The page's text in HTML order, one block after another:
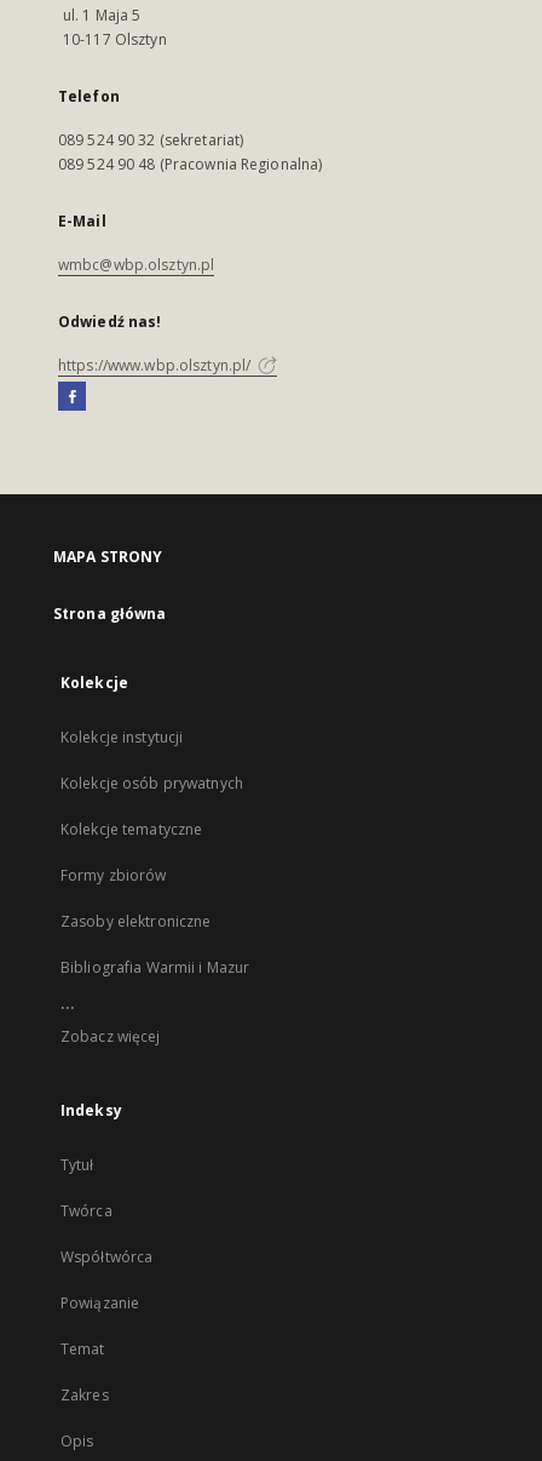
ul. 1 Maja 5
10-117 Olsztyn
Telefon
089 524 90 32 (sekretariat)
089 524 90 48 (Pracownia Regionalna)
E-Mail
wmbc@wbp.olsztyn.pl
Odwiedź nas!
https://www.wbp.olsztyn.pl/
MAPA STRONY
Strona główna
Kolekcje
Kolekcje instytucji
Kolekcje osób prywatnych
Kolekcje tematyczne
Formy zbiorów
Zasoby elektroniczne
Bibliografia Warmii i Mazur
...
Zobacz więcej
Indeksy
Tytuł
Twórca
Współtwórca
Powiązanie
Temat
Zakres
Opis